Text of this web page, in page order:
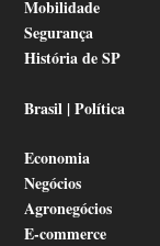
Mobilidade
Segurança
História de SP
Brasil | Política
Economia
Negócios
Agronegócios
E-commerce